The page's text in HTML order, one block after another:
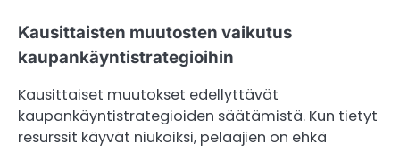
Kausittaisten muutosten vaikutus
kaupankäyntistrategioihin
Kausittaiset muutokset edellyttävät
kaupankäyntistrategioiden säätämistä. Kun tietyt
resurssit käyvät niukoiksi, pelaajien on ehkä